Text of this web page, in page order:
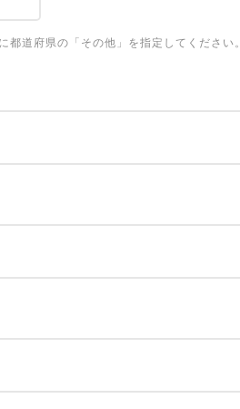
都道府県の「その他」を指定してください